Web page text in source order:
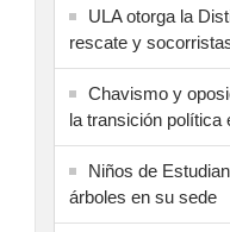
ULA otorga la
rescate y
Chavismo y
la transición política
Niños de
árboles en su sede